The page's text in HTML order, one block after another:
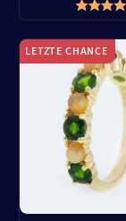
LETZTE CHANCE